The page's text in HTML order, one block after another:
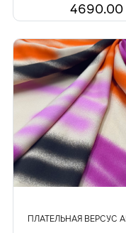
4690.00
ПЛАТЕЛЬНАЯ ВЕРСУС